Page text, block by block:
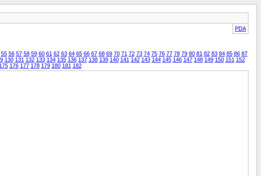
PDA
55 56 57 58 59 60 61 62 63 64 65 66 67 68 69 70 71 72 73 74 75 76 77 78 79 80 81 82 83 84 85 86 87
130 131 132 133 134 135 136 137 138 139 140 141 142 143 144 145 146 147 148 149 150 151 152
175 176 177 178 179 180 181 182